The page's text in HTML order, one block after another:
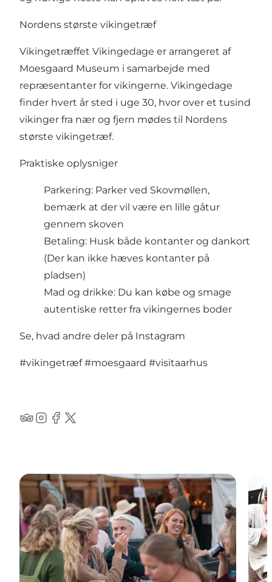
Nordens største vikingetræf
Vikingetræffet Vikingedage er arrangeret af
Moesgaard Museum i samarbejde med
repræsentanter for vikingerne. Vikingedage
finder hvert år sted i uge 30, hvor over et tusind
vikinger fra nær og fjern mødes til Nordens
største vikingetræf.
Praktiske oplysniger
Parkering: Parker ved Skovmøllen,
bemærk at der vil være en lille gåtur
gennem skoven
Betaling: Husk både kontanter og dankort
(Der kan ikke hæves kontanter på
pladsen)
Mad og drikke: Du kan købe og smage
autentiske retter fra vikingernes boder
Se, hvad andre deler på Instagram
#vikingetræf #moesgaard #visitaarhus
TripAdvisor
Instagram
Facebook
Twitter